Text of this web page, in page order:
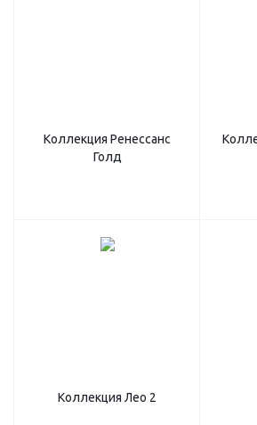
Коллекция Ренессанс
Голд
Коллекция Лео 2